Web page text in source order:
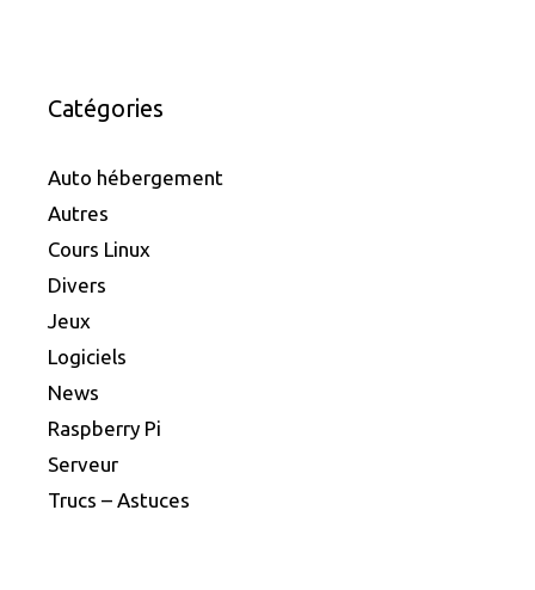
Catégories
Auto hébergement
Autres
Cours Linux
Divers
Jeux
Logiciels
News
Raspberry Pi
Serveur
Trucs – Astuces